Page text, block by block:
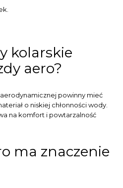
kolarskie
aero?
powinny mieć
o niskiej chłonności wody.
na komfort i powtarzalność
ma znaczenie